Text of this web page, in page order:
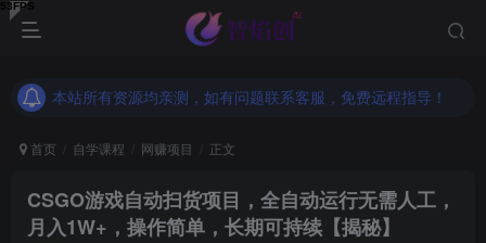
本站所有资源均亲测，如有问题联系客服，免费远程指导！
本站所有资源均亲测，如有问题联系客服，免费远程指导！
首页 自学课程 网赚项目 正文
CSGO游戏自动扫货项目，全自动运行无需人工，
月入1W+，操作简单，长期可持续【揭秘】